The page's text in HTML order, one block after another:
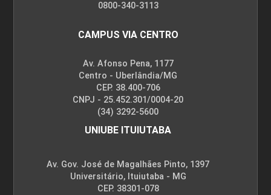
0800-340-3113
CAMPUS VIA CENTRO
Av. Afonso Pena, 1177
Centro - Uberlândia/MG
CEP. 38.400-706
CNPJ - 25.452.301/0004-20
(34) 3292-5600
UNIUBE ITUIUTABA
Av. Gov. José de Magalhães Pinto, 1397
Universitário, Ituiutaba - MG
CEP. 38301-078